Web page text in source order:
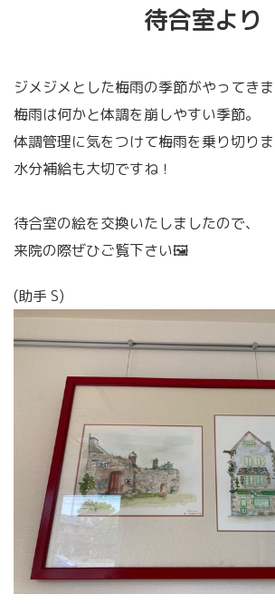
待合室より
ジメジメとした梅雨の季節がやってき
梅雨は何かと体調を崩しやすい季節。
体調管理に気をつけて梅雨を乗り切りま
水分補給も大切ですね！
待合室の絵を交換いたしましたので、
来院の際ぜひご覧下さい🖼
(助手 S)